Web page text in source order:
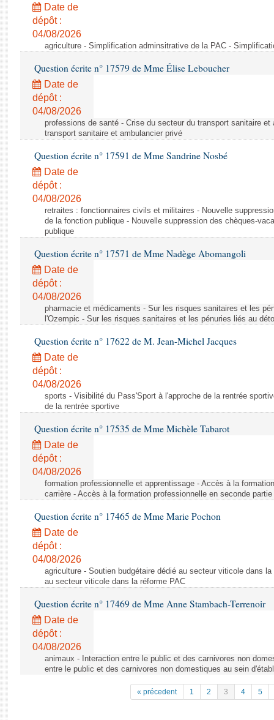
Budget et sécurité sociale
Questions écrites et orales
Comptes rendus des débats
Date de
dépôt :
04/08/2026
agriculture - Simplification adminsitrative de la PAC -
Question écrite n° 17579 de Mme Élise Leboucher
Date de
dépôt :
04/08/2026
professions de santé - Crise du secteur du transport sanitaire
transport sanitaire et ambulancier privé
Question écrite n° 17591 de Mme Sandrine Nosbé
Date de
dépôt :
04/08/2026
retraites : fonctionnaires civils et militaires - Nouvelle
de la fonction publique - Nouvelle suppression des chèques-
publique
Question écrite n° 17571 de Mme Nadège Abomangoli
Date de
dépôt :
04/08/2026
pharmacie et médicaments - Sur les risques sanitaires et les
l'Ozempic - Sur les risques sanitaires et les pénuries liés au
Question écrite n° 17622 de M. Jean-Michel Jacques
Date de
dépôt :
04/08/2026
sports - Visibilité du Pass'Sport à l'approche de la rentrée
de la rentrée sportive
Question écrite n° 17535 de Mme Michèle Tabarot
Date de
dépôt :
04/08/2026
formation professionnelle et apprentissage - Accès à la
carrière - Accès à la formation professionnelle en seconde partie
Question écrite n° 17465 de Mme Marie Pochon
Date de
dépôt :
04/08/2026
agriculture - Soutien budgétaire dédié au secteur viticole dans
au secteur viticole dans la réforme PAC
Question écrite n° 17469 de Mme Anne Stambach-Terrenoir
Date de
dépôt :
04/08/2026
animaux - Interaction entre le public et des carnivores non
entre le public et des carnivores non domestiques au sein
« précedent 1 2 3 4 5